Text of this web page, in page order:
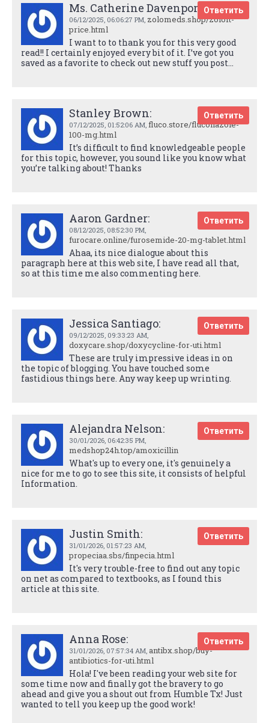
Ms. Catherine Davenport:
06/12/2025, 06:06:27 PM, zolomeds.shop/zoloft-
price.html
Ответить
I want to to thank you for this very good
read!! I certainly enjoyed every bit of it. I’ve got you
saved as a favorite to check out new stuff you post…
Stanley Brown:
07/12/2025, 01:52:06 AM, fluco.store/fluconazole-
100-mg.html
Ответить
It’s difficult to find knowledgeable people
for this topic, however, you sound like you know what
you’re talking about! Thanks
Aaron Gardner:
08/12/2025, 08:52:30 PM,
furocare.online/furosemide-20-mg-tablet.html
Ответить
Ahaa, its nice dialogue about this
paragraph here at this web site, I have read all that,
so at this time me also commenting here.
Jessica Santiago:
09/12/2025, 09:33:23 AM,
doxycare.shop/doxycycline-for-uti.html
Ответить
These are truly impressive ideas in on
the topic of blogging. You have touched some
fastidious things here. Any way keep up wrinting.
Alejandra Nelson:
30/01/2026, 06:42:35 PM,
medshop24h.top/amoxicillin
Ответить
What's up to every one, it's genuinely a
nice for me to go to see this site, it consists of helpful
Information.
Justin Smith:
31/01/2026, 01:57:23 AM,
propeciaa.sbs/finpecia.html
Ответить
It's very trouble-free to find out any topic
on net as compared to textbooks, as I found this
article at this site.
Anna Rose:
31/01/2026, 07:57:34 AM, antibx.shop/buy-
antibiotics-for-uti.html
Ответить
Hola! I've been reading your web site for
some time now and finally got the bravery to go
ahead and give you a shout out from Humble Tx! Just
wanted to tell you keep up the good work!